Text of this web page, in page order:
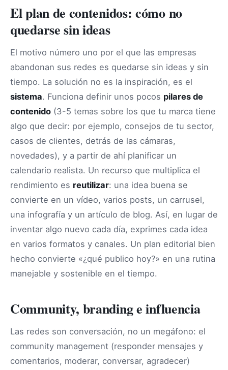
El plan de contenidos: cómo no
quedarse sin ideas
El motivo número uno por el que las empresas
abandonan sus redes es quedarse sin ideas y sin
tiempo. La solución no es la inspiración, es el
sistema. Funciona definir unos pocos pilares de
contenido (3-5 temas sobre los que tu marca tiene
algo que decir: por ejemplo, consejos de tu sector,
casos de clientes, detrás de las cámaras,
novedades), y a partir de ahí planificar un
calendario realista. Un recurso que multiplica el
rendimiento es reutilizar: una idea buena se
convierte en un vídeo, varios posts, un carrusel,
una infografía y un artículo de blog. Así, en lugar de
inventar algo nuevo cada día, exprimes cada idea
en varios formatos y canales. Un plan editorial bien
hecho convierte «¿qué publico hoy?» en una rutina
manejable y sostenible en el tiempo.
Community, branding e influencia
Las redes son conversación, no un megáfono: el
community management (responder mensajes y
comentarios, moderar, conversar, agradecer)